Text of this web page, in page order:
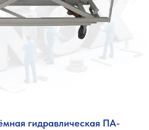
гидравлическая ПА-